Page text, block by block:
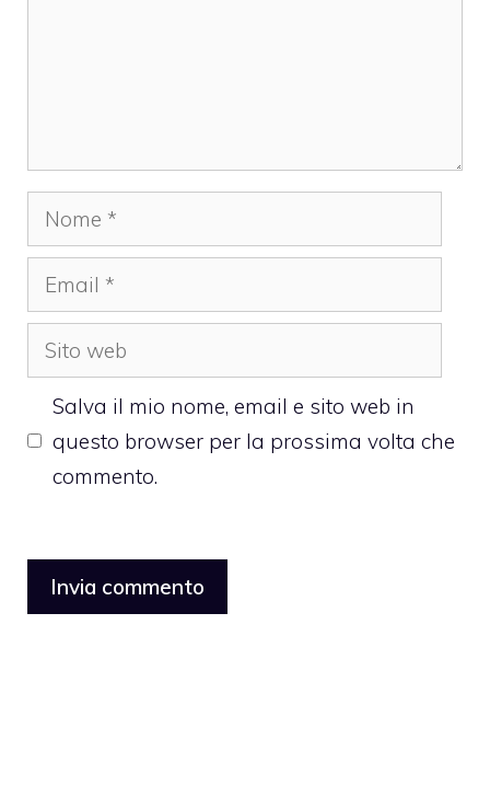
Nome
Email
Sito
web
Salva il mio nome, email e sito web in
questo browser per la prossima volta che
commento.